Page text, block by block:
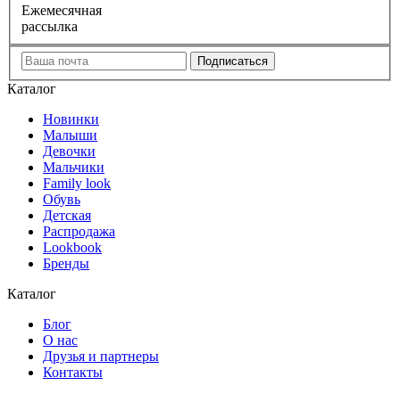
Ежемесячная
рассылка
Каталог
Новинки
Малыши
Девочки
Мальчики
Family look
Обувь
Детская
Распродажа
Lookbook
Бренды
Каталог
Блог
О нас
Друзья и партнеры
Контакты